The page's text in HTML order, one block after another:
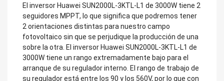
El inversor Huawei SUN2000L-3KTL-L1 de 3000W tiene 2
seguidores MPPT, lo que significa que podremos tener
2 orientaciones distintas para nuestro campo
fotovoltaico sin que se perjudique la producción de una
sobre la otra. El inversor Huawei SUN2000L-3KTL-L1 de
3000W tiene un rango extremadamente bajo para el
arranque de su regulador interno. El rango de trabajo de
su regulador está entre los 90 y los 560V, por lo que con